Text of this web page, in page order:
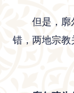
但是，廓
错，两地宗教